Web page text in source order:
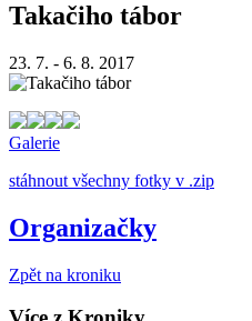
Takačiho tábor
23. 7. - 6. 8. 2017
Galerie
stáhnout všechny fotky v .zip
Organizačky
Zpět na kroniku